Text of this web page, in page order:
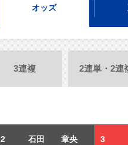
オッズ
3連複 2連単・2連
2 石田 章央 3